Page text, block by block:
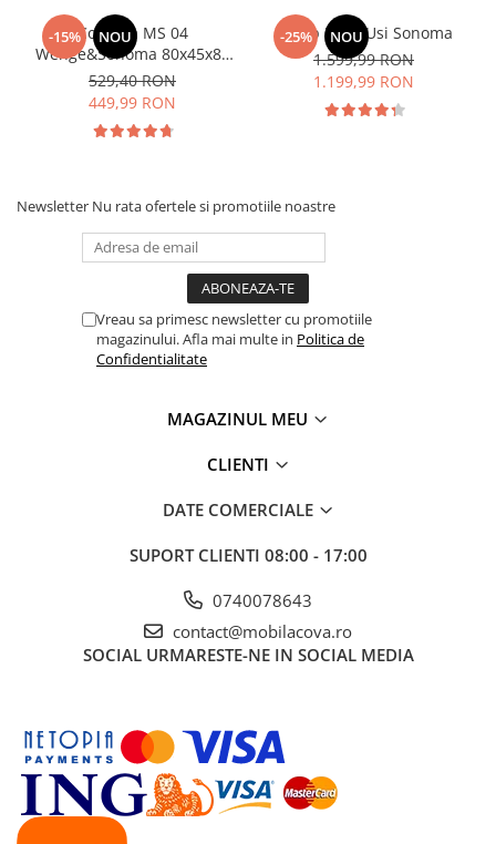
-15% NOU
Comoda MS 04
Wenge&Sonoma 80x45x85
cm
529,40 RON
449,99 RON
-25% NOU
Dulap Rio 4 Usi Sonoma
1.599,99 RON
1.199,99 RON
Newsletter Nu rata ofertele si promotiile noastre
Vreau sa primesc newsletter cu promotiile
magazinului. Afla mai multe in Politica de
Confidentialitate
MAGAZINUL MEU
CLIENTI
DATE COMERCIALE
SUPORT CLIENTI 08:00 - 17:00
0740078643
contact@mobilacova.ro
SOCIAL URMARESTE-NE IN SOCIAL MEDIA